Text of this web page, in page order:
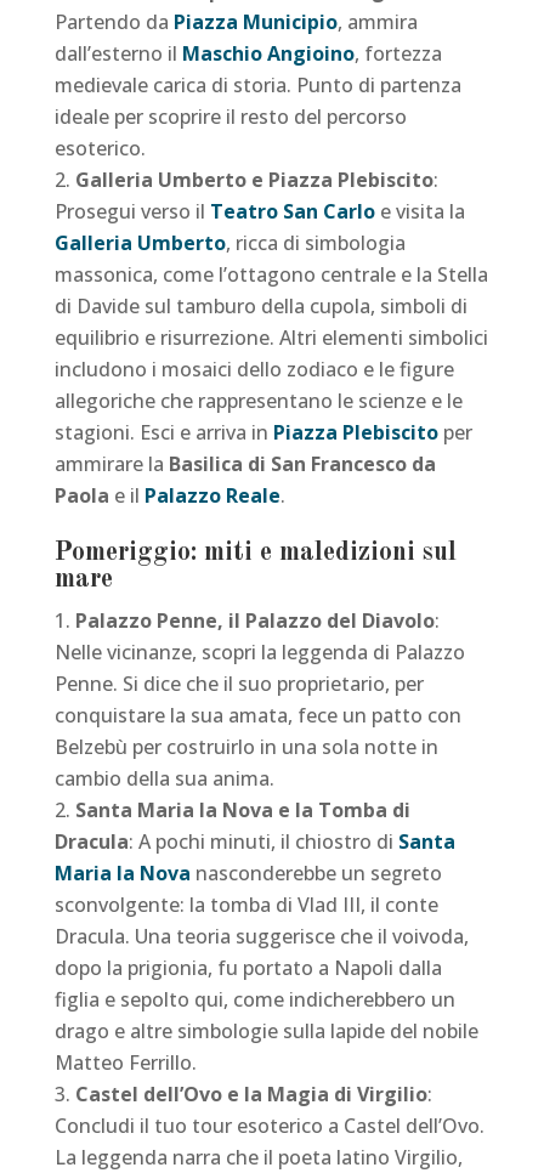
Partendo da Piazza Municipio, ammira
dall’esterno il Maschio Angioino, fortezza
medievale carica di storia. Punto di partenza
ideale per scoprire il resto del percorso
esoterico.
Galleria Umberto e Piazza Plebiscito:
Prosegui verso il Teatro San Carloe visita la
Galleria Umberto, ricca di simbologia
massonica, come l’ottagono centrale e la Stella
di Davide sul tamburo della cupola, simboli di
equilibrio e risurrezione. Altri elementi simbolici
includono i mosaici dello zodiaco e le figure
allegoriche che rappresentano le scienze e le
stagioni. Esci e arriva in Piazza Plebiscitoper
ammirare la Basilica di San Francesco da
Paola e il Palazzo Reale.
Pomeriggio: miti e maledizioni sul
mare
Palazzo Penne, il Palazzo del Diavolo:
Nelle vicinanze, scopri la leggenda di Palazzo
Penne. Si dice che il suo proprietario, per
conquistare la sua amata, fece un patto con
Belzebù per costruirlo in una sola notte in
cambio della sua anima.
Santa Maria la Nova e la Tomba di
Dracula: A pochi minuti, il chiostro di Santa
Maria la Nova nasconderebbe un segreto
sconvolgente: la tomba di Vlad III, il conte
Dracula. Una teoria suggerisce che il voivoda,
dopo la prigionia, fu portato a Napoli dalla
figlia e sepolto qui, come indicherebbero un
drago e altre simbologie sulla lapide del nobile
Matteo Ferrillo.
Castel dell’Ovo e la Magia di Virgilio:
Concludi il tuo tour esoterico a Castel dell’Ovo.
La leggenda narra che il poeta latino Virgilio,